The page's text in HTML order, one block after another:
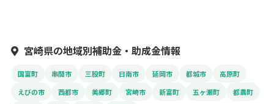
宮崎県の地域別補助金・助成金情報
国富町 串間市 三股町 日南市 延岡市 都城市
高原町
えびの市
西都市 美郷町 宮崎市 新富町 五ヶ瀬町
都農町